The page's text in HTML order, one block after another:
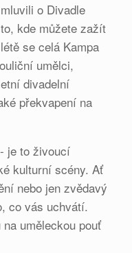
o Divadle
kde můžete zažít
se celá Kampa
umělci,
divadelní
překvapení na
je to živoucí
kulturní scény. Ať
nebo jen zvědavý
co vás uchvátí.
uměleckou pouť